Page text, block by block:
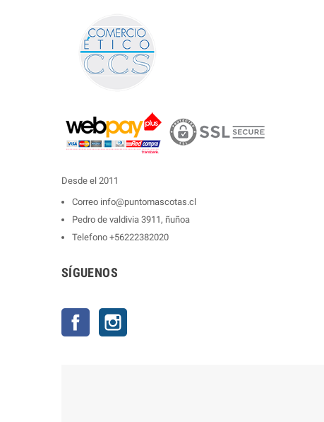
Desde el 2011
Correo info@puntomascotas.cl
Pedro de valdivia 3911, ñuñoa
Telefono +56222382020
SÍGUENOS
Facebook